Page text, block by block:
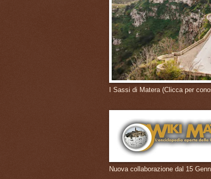
I Sassi di Matera (Clicca per
Nuova collaborazione dal 15